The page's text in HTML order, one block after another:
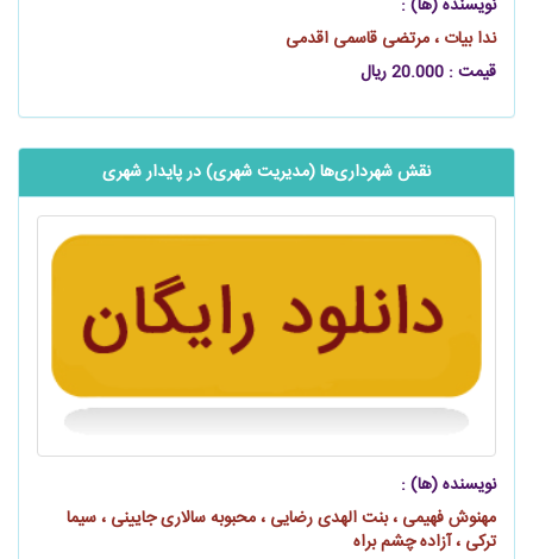
ندا بیات ، مرتضی قاسمی اقدمی
قیمت : 20.000 ریال
نقش شهرداری‌ها (مدیریت شهری) در پایدار شهری
نویسنده (ها) :
مهنوش فهیمی ، بنت الهدی رضایی ، محبوبه سالاری جایینی ، سیما
ترکی ، آزاده چشم براه